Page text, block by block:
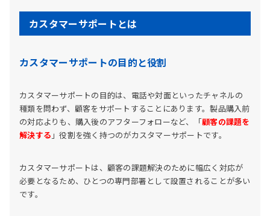
カスタマーサポートとは
カスタマーサポートの目的と役割
カスタマーサポートの目的は、電話や対面といったチャネルの
種類を問わず、顧客をサポートすることにあります。製品購入前
の対応よりも、購入後のアフターフォローなど、「顧客の課題を
解決する 」役割を強く持つのがカスタマーサポートです。
カスタマーサポートは、顧客の課題解決のために幅広く対応が
必要となるため、ひとつの専門部署として設置されることが多い
です。